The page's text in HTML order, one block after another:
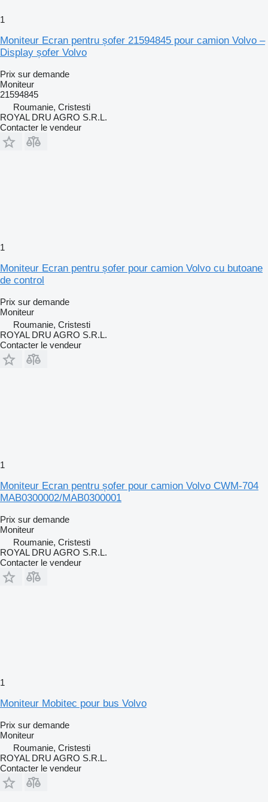
1
Moniteur Ecran pentru șofer 21594845 pour camion Volvo –
Display șofer Volvo
Prix sur demande
Moniteur
21594845
Roumanie, Cristesti
ROYAL DRU AGRO S.R.L.
Contacter le vendeur
1
Moniteur Ecran pentru șofer pour camion Volvo cu butoane
de control
Prix sur demande
Moniteur
Roumanie, Cristesti
ROYAL DRU AGRO S.R.L.
Contacter le vendeur
1
Moniteur Ecran pentru șofer pour camion Volvo CWM-704
MAB0300002/MAB0300001
Prix sur demande
Moniteur
Roumanie, Cristesti
ROYAL DRU AGRO S.R.L.
Contacter le vendeur
1
Moniteur Mobitec pour bus Volvo
Prix sur demande
Moniteur
Roumanie, Cristesti
ROYAL DRU AGRO S.R.L.
Contacter le vendeur